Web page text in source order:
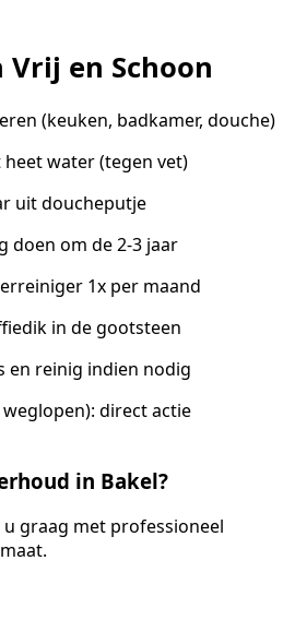
en Schoon
(keuken, badkamer, douche)
water (tegen vet)
uit doucheputje
doen om de 2-3 jaar
1x per maand
in de gootsteen
en reinig indien nodig
direct actie
in Bakel?
graag met professioneel